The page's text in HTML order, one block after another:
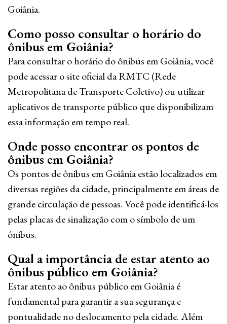
Goiânia.
Como posso consultar o horário do
ônibus em Goiânia?
Para consultar o horário do ônibus em Goiânia, você
pode acessar o site oficial da RMTC (Rede
Metropolitana de Transporte Coletivo) ou utilizar
aplicativos de transporte público que disponibilizam
essa informação em tempo real.
Onde posso encontrar os pontos de
ônibus em Goiânia?
Os pontos de ônibus em Goiânia estão localizados em
diversas regiões da cidade, principalmente em áreas de
grande circulação de pessoas. Você pode identificá-los
pelas placas de sinalização com o símbolo de um
ônibus.
Qual a importância de estar atento ao
ônibus público em Goiânia?
Estar atento ao ônibus público em Goiânia é
fundamental para garantir a sua segurança e
pontualidade no deslocamento pela cidade. Além